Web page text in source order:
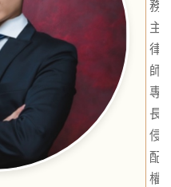
務
主
律
師)
專
長
侵
配
權